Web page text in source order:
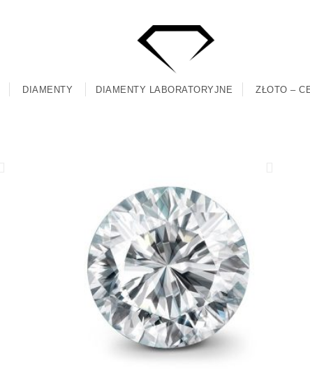
DIAMENTY DIAMENTY LABORATORYJNE ZŁOTO –